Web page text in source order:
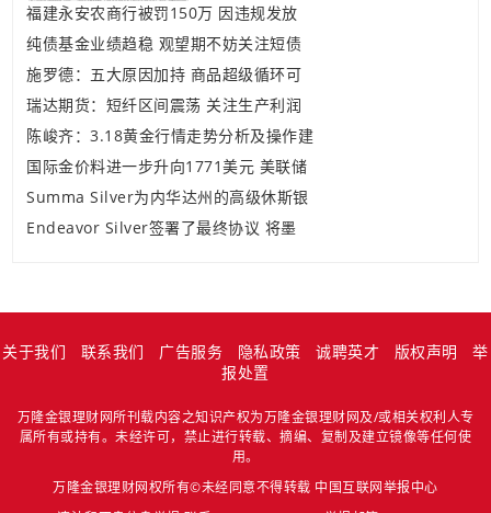
福建永安农商行被罚150万 因违规发放
纯债基金业绩趋稳 观望期不妨关注短债
施罗德：五大原因加持 商品超级循环可
瑞达期货：短纤区间震荡 关注生产利润
陈峻齐：3.18黄金行情走势分析及操作建
国际金价料进一步升向1771美元 美联储
Summa Silver为内华达州的高级休斯银
Endeavor Silver签署了最终协议 将墨
关于我们 联系我们 广告服务 隐私政策 诚聘英才 版权声明
举
报处置
万隆金银理财网所刊载内容之知识产权为万隆金银理财网及/或相关权利人专
属所有或持有。未经许可，禁止进行转载、摘编、复制及建立镜像等任何使
用。
万隆金银理财网权所有©未经同意不得转载 中国互联网举报中心